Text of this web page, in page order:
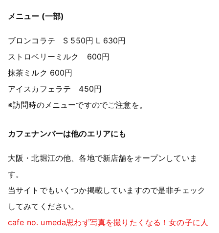
メニュー (一部)
ブロンコラテ S 550円 L 630円
ストロベリーミルク 600円
抹茶ミルク 600円
アイスカフェラテ 450円
※訪問時のメニューですのでご注意を。
カフェナンバーは他のエリアにも
大阪・北堀江の他、各地で新店舗をオープンしていま
す。
当サイトでもいくつか掲載していますので是非チェック
してみてください。
cafe no. umeda思わず写真を撮りたくなる！女の子に人